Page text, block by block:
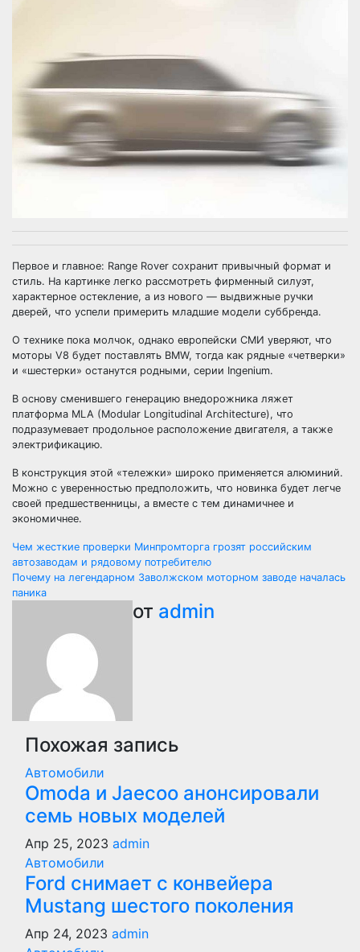
Первое и главное: Range Rover сохранит привычный формат и
стиль. На картинке легко рассмотреть фирменный силуэт,
характерное остекление, а из нового — выдвижные ручки
дверей, что успели примерить младшие модели суббренда.
О технике пока молчок, однако европейски СМИ уверяют, что
моторы V8 будет поставлять BMW, тогда как рядные «четверки»
и «шестерки» останутся родными, серии Ingenium.
В основу сменившего генерацию внедорожника ляжет
платформа MLA (Modular Longitudinal Architecture), что
подразумевает продольное расположение двигателя, а также
электрификацию.
В конструкция этой «тележки» широко применяется алюминий.
Можно с уверенностью предположить, что новинка будет легче
своей предшественницы, а вместе с тем динамичнее и
экономичнее.
Навигация
по
Чем жесткие проверки Минпромторга грозят российским
автозаводам и рядовому потребителю
Почему на легендарном Заволжском моторном заводе началась
паника
от admin
Похожая запись
Автомобили
Оmoda и Jaecoo анонсировали
семь новых моделей
Апр 25, 2023 admin
Автомобили
Ford снимает с конвейера
Mustang шестого поколения
Апр 24, 2023 admin